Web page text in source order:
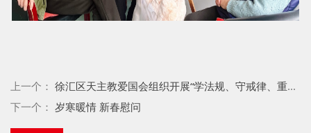
上一个：徐汇区天主教爱国会组织开展“学法规、守戒律、重修为、树形象”教育活动主题学习会
下一个：岁寒暖情 新春慰问